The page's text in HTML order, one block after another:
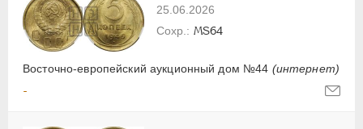
25.06.2026
Восточно-европейский аукционный дом №44 (интернет)
MS64
-